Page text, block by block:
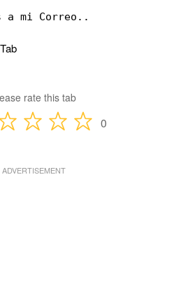
a mi Correo..
rate this tab
0